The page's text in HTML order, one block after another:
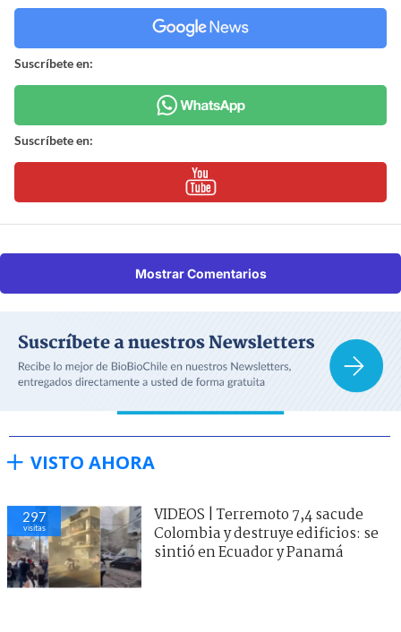
Suscríbete en:
Suscríbete en:
Mostrar Comentarios
VISTO AHORA
297
visitas
VIDEOS | Terremoto 7,4 sacude
Colombia y destruye edificios: se
sintió en Ecuador y Panamá